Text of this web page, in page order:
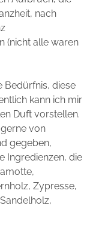
nach
(nicht alle waren
Bedürfnis, diese
kann ich mir
Duft vorstellen.
von
gegeben,
Ingredienzen, die
Zypresse,